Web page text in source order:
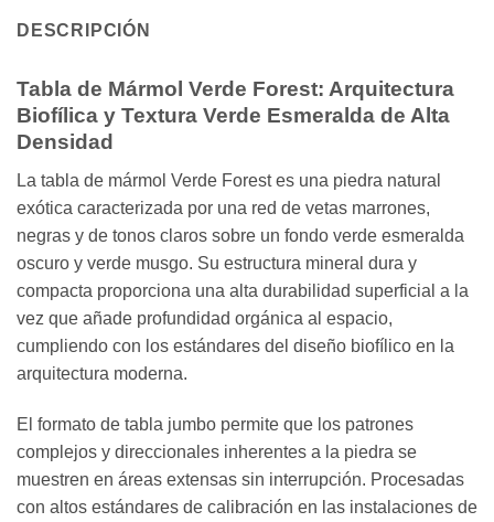
DESCRIPCIÓN
Tabla de Mármol Verde Forest: Arquitectura
Biofílica y Textura Verde Esmeralda de Alta
Densidad
La tabla de mármol Verde Forest es una piedra natural
exótica caracterizada por una red de vetas marrones,
negras y de tonos claros sobre un fondo verde esmeralda
oscuro y verde musgo. Su estructura mineral dura y
compacta proporciona una alta durabilidad superficial a la
vez que añade profundidad orgánica al espacio,
cumpliendo con los estándares del diseño biofílico en la
arquitectura moderna.
El formato de tabla jumbo permite que los patrones
complejos y direccionales inherentes a la piedra se
muestren en áreas extensas sin interrupción. Procesadas
con altos estándares de calibración en las instalaciones de